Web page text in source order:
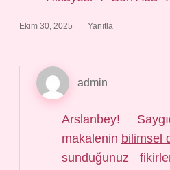
Ekim 30, 2025 Yanıtla
admin
Arslanbey!
makalenin bilimsel
sunduğunuz